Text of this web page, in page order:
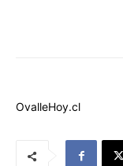
OvalleHoy.cl